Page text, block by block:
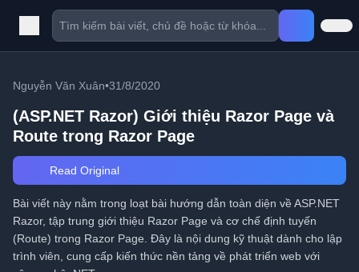
Nguyễn Văn Xuân•31/8/2020
(ASP.NET Razor) Giới thiệu Razor Page và
Route trong Razor Page
Read Original
Bài viết này nằm trong loạt bài hướng dẫn toàn diện về ASP.NET
Razor, tập trung giới thiệu Razor Page và cơ chế định tuyến
(Route) trong Razor Page. Đây là nội dung kỹ thuật dành cho lập
trình viên, cung cấp kiến thức nền tảng về phát triển web với